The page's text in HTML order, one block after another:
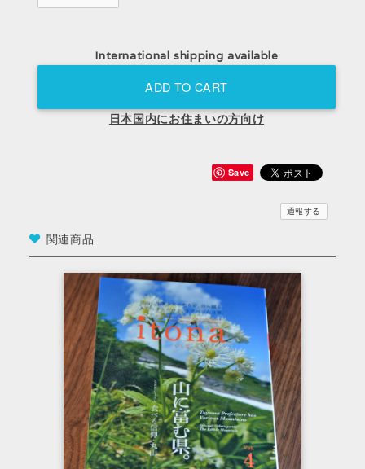
International shipping available
ADD TO CART
日本国内にお住まいの方向け
Save
通報する
関連商品